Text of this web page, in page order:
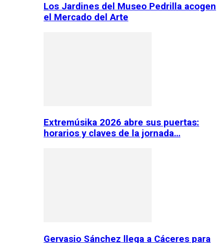
Los Jardines del Museo Pedrilla acogen
el Mercado del Arte
Extremúsika 2026 abre sus puertas:
horarios y claves de la jornada…
Gervasio Sánchez llega a Cáceres para